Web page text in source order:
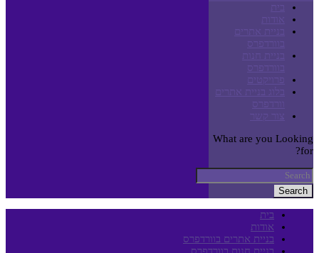
בית
אודות
בניית אתרים
בוורדפרס
בניית חנות
בוורדפרס
פרויקטים
בלוג בניית אתרים
וורדפרס
צור קשר
What are you Looking
for?
Search
בית
אודות
בניית אתרים בוורדפרס
בניית חנות בוורדפרס